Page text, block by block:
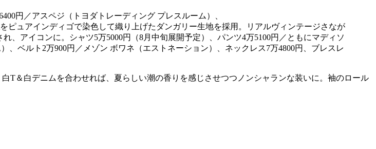
ピュアインディゴで染色して織り上げたダンガリー生地を採用。リアルヴィンテージさなが
、アイコンに。シャツ5万5000円（8月中旬展開予定）、パンツ4万5100円／ともにマディソ
ベルト2万900円／メゾン ボワネ（エストネーション）、ネックレス7万4800円、ブレスレ
T＆白デニムを合わせれば、夏らしい潮の香りを感じさせつつノンシャランな装いに。袖のロール